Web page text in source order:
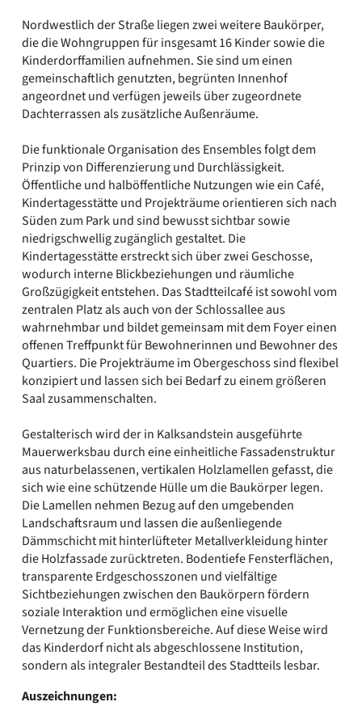
Nordwestlich der Straße liegen zwei weitere Baukörper,
die die Wohngruppen für insgesamt 16 Kinder sowie die
Kinderdorffamilien aufnehmen. Sie sind um einen
gemeinschaftlich genutzten, begrünten Innenhof
angeordnet und verfügen jeweils über zugeordnete
Dachterrassen als zusätzliche Außenräume.
Die funktionale Organisation des Ensembles folgt dem
Prinzip von Differenzierung und Durchlässigkeit.
Öffentliche und halböffentliche Nutzungen wie ein Café,
Kindertagesstätte und Projekträume orientieren sich nach
Süden zum Park und sind bewusst sichtbar sowie
niedrigschwellig zugänglich gestaltet. Die
Kindertagesstätte erstreckt sich über zwei Geschosse,
wodurch interne Blickbeziehungen und räumliche
Großzügigkeit entstehen. Das Stadtteilcafé ist sowohl vom
zentralen Platz als auch von der Schlossallee aus
wahrnehmbar und bildet gemeinsam mit dem Foyer einen
offenen Treffpunkt für Bewohnerinnen und Bewohner des
Quartiers. Die Projekträume im Obergeschoss sind flexibel
konzipiert und lassen sich bei Bedarf zu einem größeren
Saal zusammenschalten.
Gestalterisch wird der in Kalksandstein ausgeführte
Mauerwerksbau durch eine einheitliche Fassadenstruktur
aus naturbelassenen, vertikalen Holzlamellen gefasst, die
sich wie eine schützende Hülle um die Baukörper legen.
Die Lamellen nehmen Bezug auf den umgebenden
Landschaftsraum und lassen die außenliegende
Dämmschicht mit hinterlüfteter Metallverkleidung hinter
die Holzfassade zurücktreten. Bodentiefe Fensterflächen,
transparente Erdgeschosszonen und vielfältige
Sichtbeziehungen zwischen den Baukörpern fördern
soziale Interaktion und ermöglichen eine visuelle
Vernetzung der Funktionsbereiche. Auf diese Weise wird
das Kinderdorf nicht als abgeschlossene Institution,
sondern als integraler Bestandteil des Stadtteils lesbar.
Auszeichnungen: